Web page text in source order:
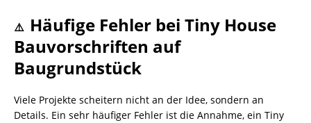
⚠️ Häufige Fehler bei Tiny House
Bauvorschriften auf
Baugrundstück
Viele Projekte scheitern nicht an der Idee, sondern an
Details. Ein sehr häufiger Fehler ist die Annahme, ein Tiny